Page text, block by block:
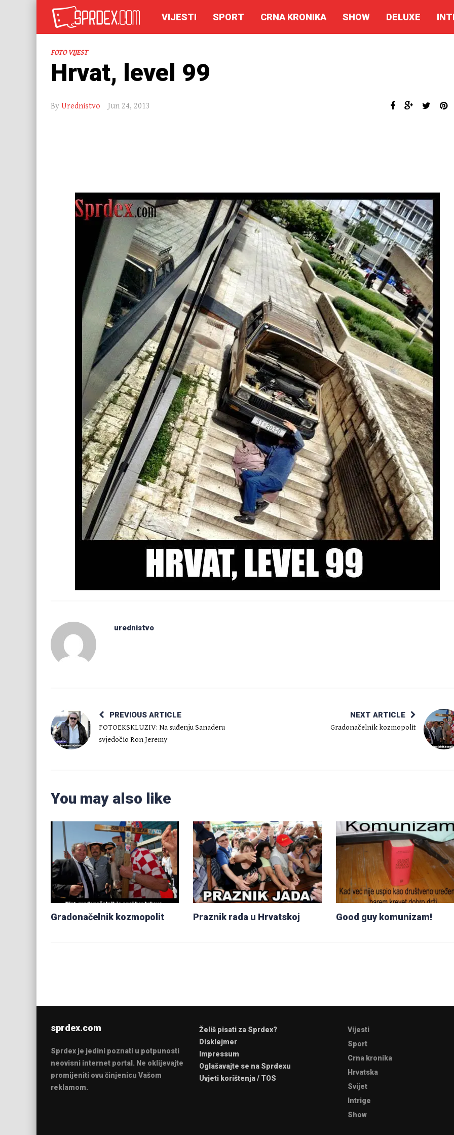
VIJESTI SPORT CRNA KRONIKA SHOW DELUXE
FOTO VIJEST
Hrvat, level 99
By Urednistvo Jun 24, 2013
urednistvo
PREVIOUS ARTICLE
FOTOEKSKLUZIV: Na suđenju Sanaderu
svjedočio Ron Jeremy
NEXT ARTICLE
Gradonačelnik kozmopolit
You may also like
Gradonačelnik kozmopolit Praznik rada u Hrvatskoj Good guy komunizam!
sprdex.com
Sprdex je jedini poznati u potpunosti
neovisni internet portal. Ne oklijevajte
promijeniti ovu činjenicu Vašom
reklamom.
Želiš pisati za Sprdex?
Disklejmer
Impressum
Oglašavajte se na Sprdexu
Uvjeti korištenja / TOS
Vijesti
Sport
Crna kronika
Hrvatska
Svijet
Intrige
Show